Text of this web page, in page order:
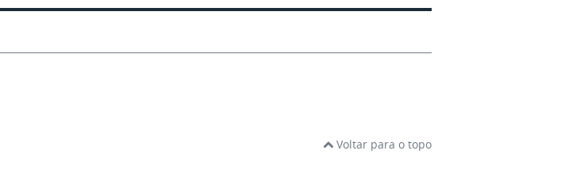
Voltar para o topo